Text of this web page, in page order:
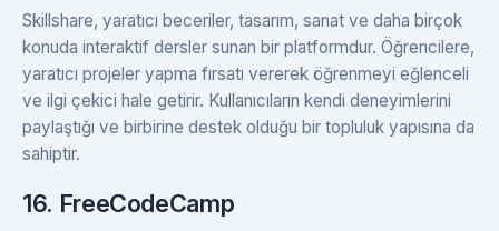
Skillshare, yaratıcı beceriler, tasarım, sanat ve daha birçok
konuda interaktif dersler sunan bir platformdur. Öğrencilere,
yaratıcı projeler yapma fırsatı vererek öğrenmeyi eğlenceli
ve ilgi çekici hale getirir. Kullanıcıların kendi deneyimlerini
paylaştığı ve birbirine destek olduğu bir topluluk yapısına da
sahiptir.
16. FreeCodeCamp